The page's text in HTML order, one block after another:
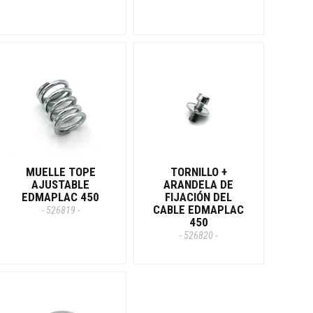
MUELLE TOPE
AJUSTABLE
EDMAPLAC 450
- 526819 -
TORNILLO +
ARANDELA DE
FIJACIÓN DEL
CABLE EDMAPLAC
450
- 526820 -